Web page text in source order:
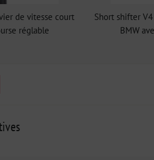
de vitesse court
réglable
Short shifter
BMW